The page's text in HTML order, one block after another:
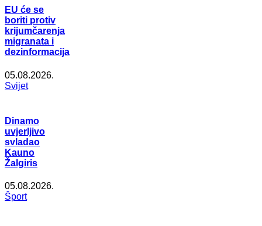
EU će se
boriti protiv
krijumčarenja
migranata i
dezinformacija
05.08.2026.
Svijet
Dinamo
uvjerljivo
svladao
Kauno
Žalgiris
05.08.2026.
Šport